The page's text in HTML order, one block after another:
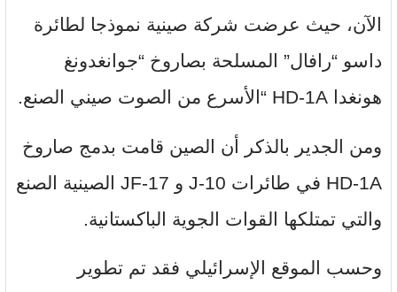
الآن، حيث عرضت شركة صينية نموذجا لطائرة
داسو “رافال” المسلحة بصاروخ “جوانغدونغ
هونغدا HD-1A “الأسرع من الصوت صيني الصنع.
ومن الجدير بالذكر أن الصين قامت بدمج صاروخ
HD-1A في طائرات J-10 و JF-17 الصينية الصنع
والتي تمتلكها القوات الجوية الباكستانية.
وحسب الموقع الإسرائيلي فقد تم تطوير